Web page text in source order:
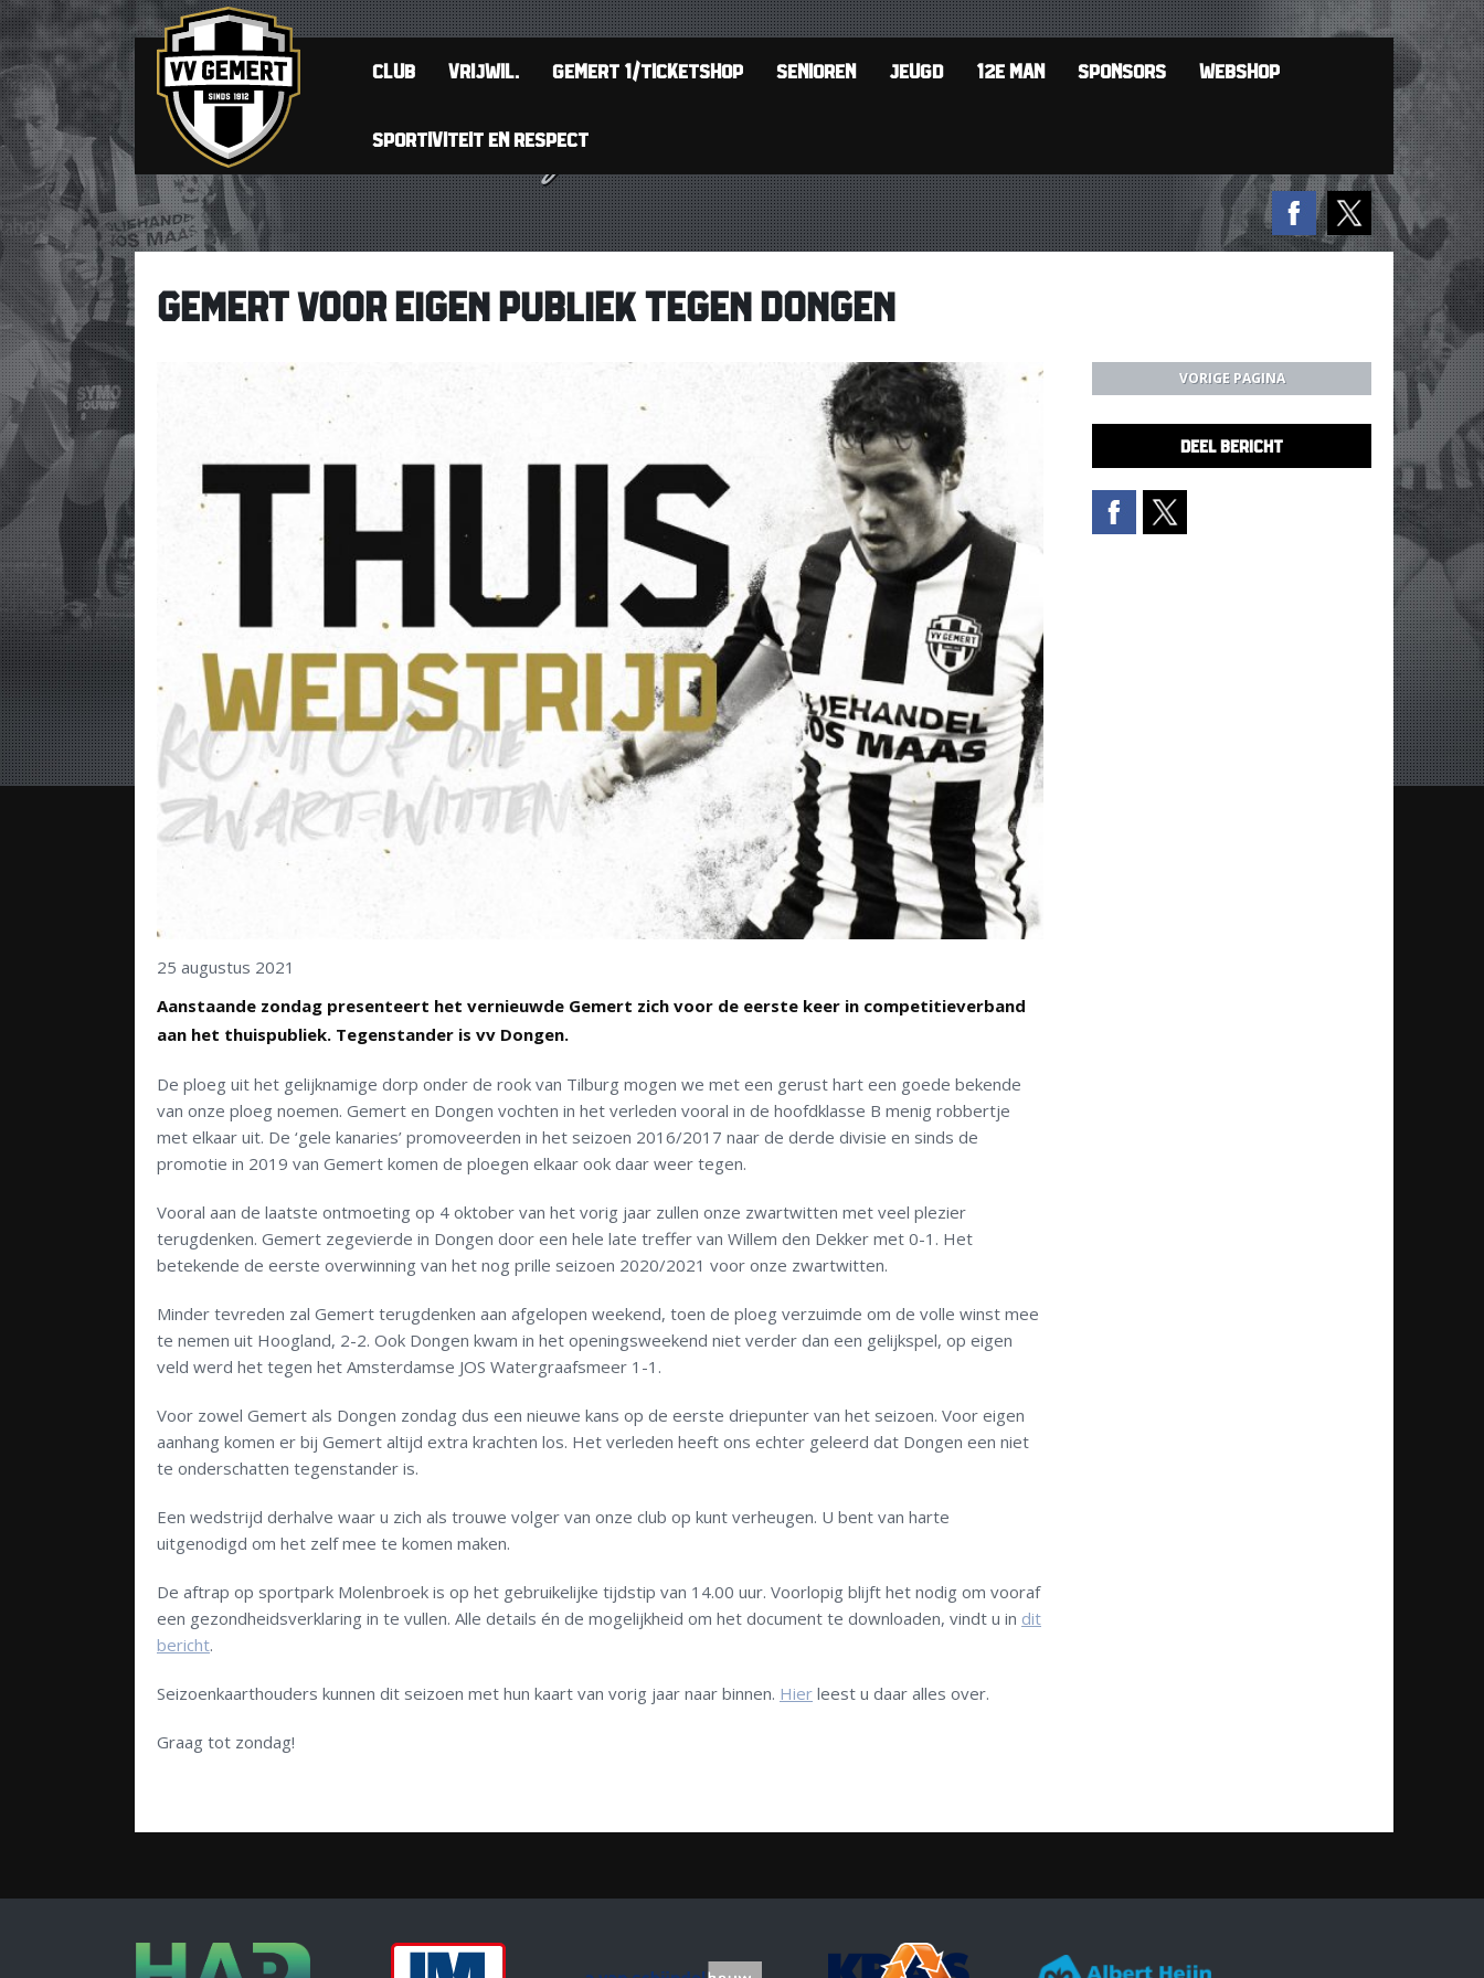
CLUB VRIJWIL. GEMERT 1/TICKETSHOP SENIOREN JEUGD 12E MAN SPONSORS WEBSHOP
SPORTIVITEIT EN RESPECT
GEMERT VOOR EIGEN PUBLIEK TEGEN DONGEN
25 augustus 2021
Aanstaande zondag presenteert het vernieuwde Gemert zich voor de eerste keer in competitieverband
aan het thuispubliek. Tegenstander is vv Dongen.
De ploeg uit het gelijknamige dorp onder de rook van Tilburg mogen we met een gerust hart een goede bekende
van onze ploeg noemen. Gemert en Dongen vochten in het verleden vooral in de hoofdklasse B menig robbertje
met elkaar uit. De ‘gele kanaries’ promoveerden in het seizoen 2016/2017 naar de derde divisie en sinds de
promotie in 2019 van Gemert komen de ploegen elkaar ook daar weer tegen.
Vooral aan de laatste ontmoeting op 4 oktober van het vorig jaar zullen onze zwartwitten met veel plezier
terugdenken. Gemert zegevierde in Dongen door een hele late treffer van Willem den Dekker met 0-1. Het
betekende de eerste overwinning van het nog prille seizoen 2020/2021 voor onze zwartwitten.
Minder tevreden zal Gemert terugdenken aan afgelopen weekend, toen de ploeg verzuimde om de volle winst mee
te nemen uit Hoogland, 2-2. Ook Dongen kwam in het openingsweekend niet verder dan een gelijkspel, op eigen
veld werd het tegen het Amsterdamse JOS Watergraafsmeer 1-1.
Voor zowel Gemert als Dongen zondag dus een nieuwe kans op de eerste driepunter van het seizoen. Voor eigen
aanhang komen er bij Gemert altijd extra krachten los. Het verleden heeft ons echter geleerd dat Dongen een niet
te onderschatten tegenstander is.
Een wedstrijd derhalve waar u zich als trouwe volger van onze club op kunt verheugen. U bent van harte
uitgenodigd om het zelf mee te komen maken.
De aftrap op sportpark Molenbroek is op het gebruikelijke tijdstip van 14.00 uur. Voorlopig blijft het nodig om vooraf
een gezondheidsverklaring in te vullen. Alle details én de mogelijkheid om het document te downloaden, vindt u in dit
bericht.
Seizoenkaarthouders kunnen dit seizoen met hun kaart van vorig jaar naar binnen. Hier leest u daar alles over.
Graag tot zondag!
VORIGE PAGINA
DEEL BERICHT